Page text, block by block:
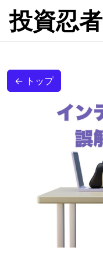
投資忍者
← トップ